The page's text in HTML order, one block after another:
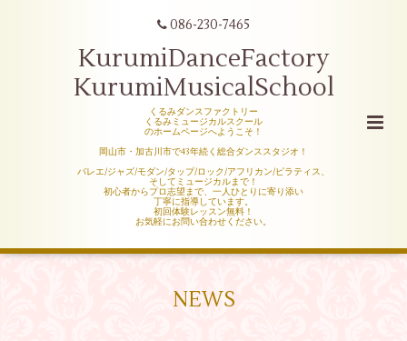
086-230-7465
KurumiDanceFactory
KurumiMusicalSchool
くるみダンスファクトリー
くるみミュージカルスクール
のホームページへようこそ！
岡山市・加古川市で43年続く総合ダンススタジオ！
バレエ/ジャズ/モダン/タップ/ロック/アフリカン/ピラティス、
そしてミュージカルまで！
初心者からプロ志望まで、一人ひとりに寄り添い
丁寧に指導しています。
初回体験レッスン無料！
お気軽にお問い合わせください。
NEWS